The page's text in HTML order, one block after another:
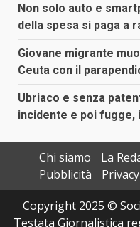
Non solo auto e
della spesa si paga a
Giovane migrante
Ceuta con il
Ubriaco e senza
incidente e poi
Chi siamo
La
Pubblicità
Copyright 2025 ©
Testata Giornalistica